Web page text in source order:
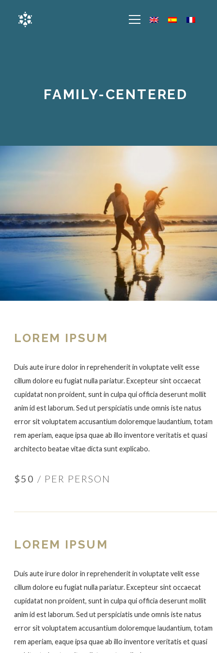
FAMILY-CENTERED
LOREM IPSUM
Duis aute irure dolor in reprehenderit in voluptate velit esse
cillum dolore eu fugiat nulla pariatur. Excepteur sint occaecat
cupidatat non proident, sunt in culpa qui officia deserunt mollit
anim id est laborum. Sed ut perspiciatis unde omnis iste natus
error sit voluptatem accusantium doloremque laudantium, totam
rem aperiam, eaque ipsa quae ab illo inventore veritatis et quasi
architecto beatae vitae dicta sunt explicabo.
$50 / PER PERSON
LOREM IPSUM
Duis aute irure dolor in reprehenderit in voluptate velit esse
cillum dolore eu fugiat nulla pariatur. Excepteur sint occaecat
cupidatat non proident, sunt in culpa qui officia deserunt mollit
anim id est laborum. Sed ut perspiciatis unde omnis iste natus
error sit voluptatem accusantium doloremque laudantium, totam
rem aperiam, eaque ipsa quae ab illo inventore veritatis et quasi